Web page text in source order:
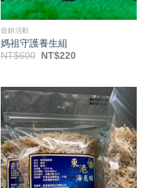
促銷活動
媽祖守護養生組
NT$600
原
NT$600。
NT$220目
NT$220。